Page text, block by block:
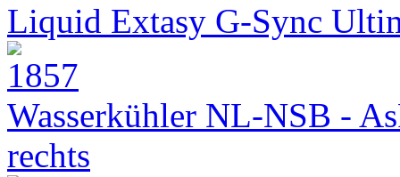
Liquid Extasy G-Sync
Wasserkühler NL-NSB -
rechts